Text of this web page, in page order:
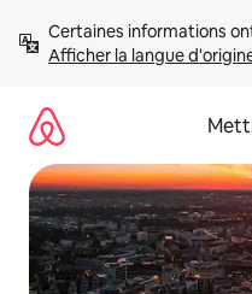
directement
Afficher la langue